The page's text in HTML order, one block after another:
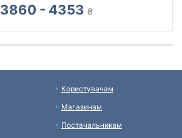
3860 - 4353 ₴
Користувачам
Магазинам
Постачальникам